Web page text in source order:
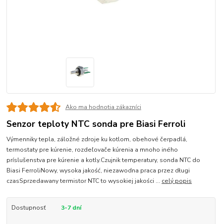
Ako ma hodnotia zákazníci
Senzor teploty NTC sonda pre Biasi Ferroli
Výmenniky tepla, záložné zdroje ku kotlom, obehové čerpadlá,
termostaty pre kúrenie, rozdeľovače kúrenia a mnoho iného
príslušenstva pre kúrenie a kotly.Czujnik temperatury, sonda NTC do
Biasi FerroliNowy, wysoka jakość, niezawodna praca przez długi
czasSprzedawany termistor NTC to wysokiej jakości ... celý popis
Dostupnosť 3-7 dní